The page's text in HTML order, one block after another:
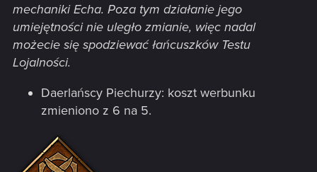
mechaniki Echa. Poza tym działanie jego
umiejętności nie uległo zmianie, więc nadal
możecie się spodziewać łańcuszków Testu
Lojalności.
Daerlańscy Piechurzy: koszt werbunku
zmieniono z 6 na 5.